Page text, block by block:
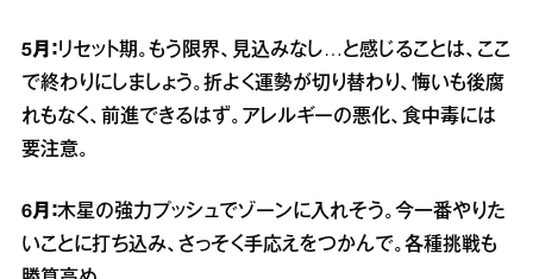
5月：リセット期。もう限界、見込みなし…と感じることは、ここ
で終わりにしましょう。折よく運勢が切り替わり、悔いも後腐
れもなく、前進できるはず。アレルギーの悪化、食中毒には
要注意。
6月：木星の強力プッシュでゾーンに入れそう。今一番やりた
いことに打ち込み、さっそく手応えをつかんで。各種挑戦も